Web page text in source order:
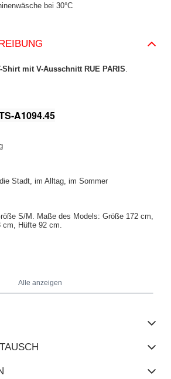
bei 30°C
Shirt mit V-Ausschnitt RUE PARIS
A1094.45
Stadt, im Alltag, im Sommer
S/M. Maße des Models: Größe 172 cm,
cm, Hüfte 92 cm
Alle anzeigen